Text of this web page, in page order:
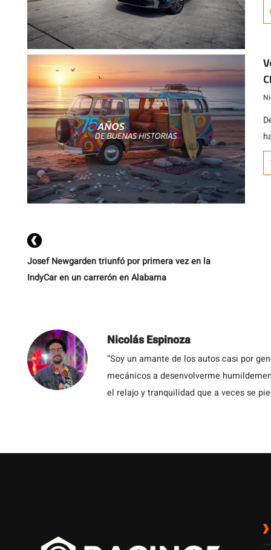
Josef Newgarden triunfó por primera vez en la
IndyCar en un carrerón en Alabama
Nicolás Espinoza
“Soy un amante de los autos casi por
mecánicos a desenvolverme
el relajo y tranquilidad que a veces se